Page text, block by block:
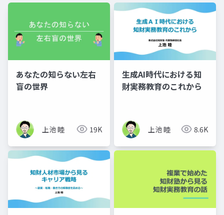
あなたの知らない左右
盲の世界
上池 睦 19K
生成AI時代における知
財実務教育のこれから
上池 睦 8.6K